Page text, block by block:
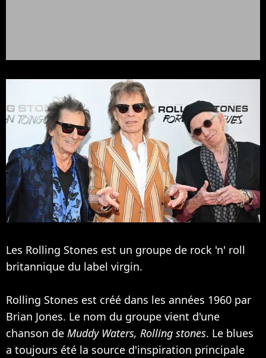
Les Rolling Stones est un groupe de rock 'n' roll
britannique du label virgin.
Rolling Stones est créé dans les années 1960 par
Brian Jones. Le nom du groupe vient d'une
chanson de Muddy Waters, Rolling stones. Le blues
a toujours été la source d'inspiration principale